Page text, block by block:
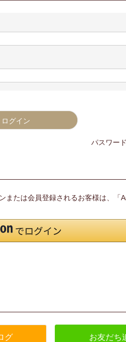
ログイン
パスワー
または会員登録されるお客様は、「
グ お友だち